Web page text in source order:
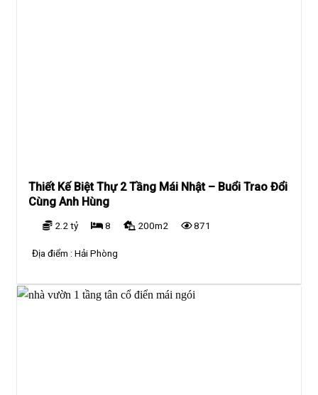
Thiết Kế Biệt Thự 2 Tầng Mái Nhật – Buổi Trao Đổi
Cùng Anh Hùng
2.2 tỷ 8 200m2 871
Địa điểm :Hải Phòng